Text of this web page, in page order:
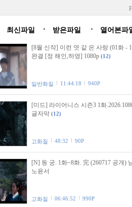
최신파일 받은파일 열어본파
[8월 신작] 이런 엿 같 은 사랑 (01화 -
완결 [정 해인,하영] 1080p (12)
일반화질 11:44:18 940P
[미드] 라이어니스 시즌3 1화
글자막 (12)
고화질 48:32 90P
[N] 동 궁. 1화~8화. 完 (260717 공개)
노윤서
고화질 06:46:52 990P